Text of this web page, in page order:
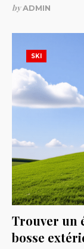
byADMIN
SKI
Trouver un
bosse